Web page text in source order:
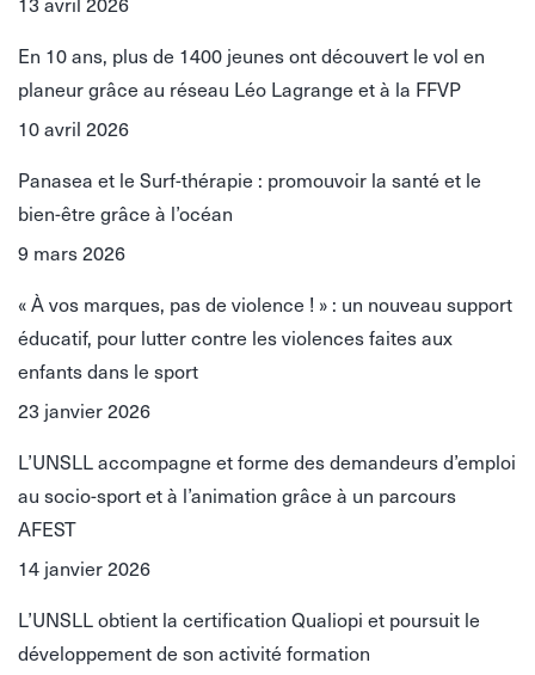
En 10 ans, plus de 1400 jeunes ont découvert le vol en
planeur grâce au réseau Léo Lagrange et à la FFVP
10 avril 2026
Panasea et le Surf-thérapie : promouvoir la santé et le
bien-être grâce à l’océan
9 mars 2026
« À vos marques, pas de violence ! » : un nouveau support
éducatif, pour lutter contre les violences faites aux
enfants dans le sport
23 janvier 2026
L’UNSLL accompagne et forme des demandeurs d’emploi
au socio-sport et à l’animation grâce à un parcours
AFEST
14 janvier 2026
L’UNSLL obtient la certification Qualiopi et poursuit le
développement de son activité formation